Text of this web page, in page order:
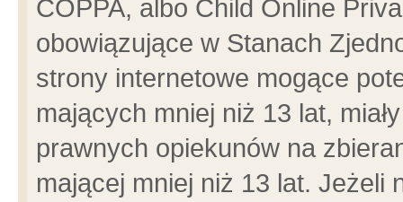
COPPA, albo Child Online
obowiązujące w Stanach
strony internetowe mogące
mających mniej niż 13 lat,
prawnych opiekunów na
mającej mniej niż 13 lat. Jeżeli